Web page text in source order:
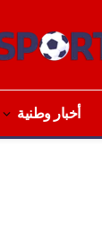
أخبار وطنية